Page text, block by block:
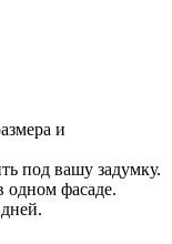
и
под вашу задумку.
одном фасаде.